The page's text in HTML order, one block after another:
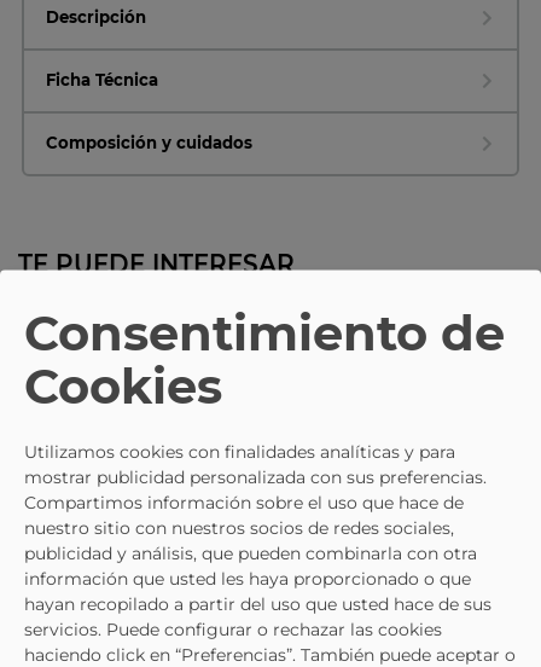
Descripción
Ficha Técnica
Composición y cuidados
TE PUEDE INTERESAR
- 20%
Botines De Tacón CHK10 Pilar 28
Consentimiento de
Cookies
Utilizamos cookies con finalidades analíticas y para
mostrar publicidad personalizada con sus preferencias.
Compartimos información sobre el uso que hace de
nuestro sitio con nuestros socios de redes sociales,
publicidad y análisis, que pueden combinarla con otra
información que usted les haya proporcionado o que
hayan recopilado a partir del uso que usted hace de sus
servicios. Puede configurar o rechazar las cookies
haciendo click en “Preferencias”. También puede aceptar o